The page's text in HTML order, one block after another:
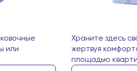
или
Храните здесь
жертвуя
площадью